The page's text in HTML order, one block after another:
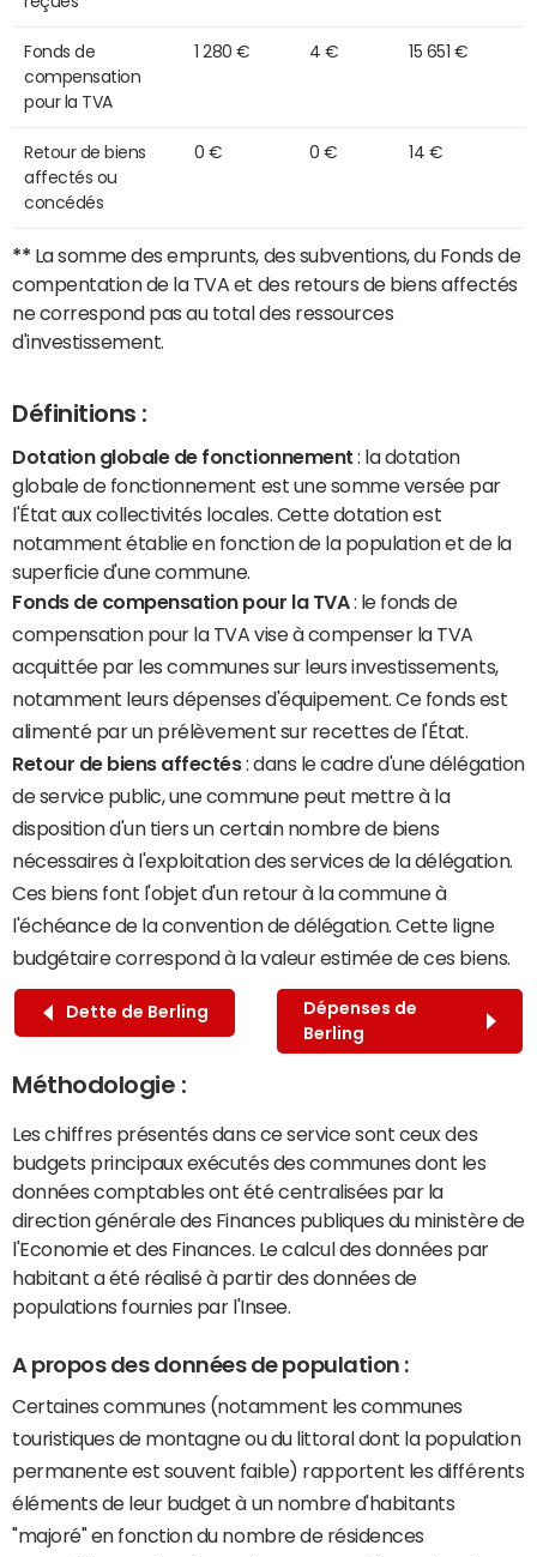
Fonds de
compensation
pour la TVA
1 280 € 4 € 15 651 €
Retour de biens
affectés ou
concédés
0 € 0 € 14 €
** La somme des emprunts, des subventions, du Fonds de
compentation de la TVA et des retours de biens affectés
ne correspond pas au total des ressources
d'investissement.
Définitions :
Dotation globale de fonctionnement : la dotation
globale de fonctionnement est une somme versée par
l'État aux collectivités locales. Cette dotation est
notamment établie en fonction de la population et de la
superficie d'une commune.
Fonds de compensation pour la TVA: le fonds de
compensation pour la TVA vise à compenser la TVA
acquittée par les communes sur leurs investissements,
notamment leurs dépenses d'équipement. Ce fonds est
alimenté par un prélèvement sur recettes de l'État.
Retour de biens affectés: dans le cadre d'une délégation
de service public, une commune peut mettre à la
disposition d'un tiers un certain nombre de biens
nécessaires à l'exploitation des services de la délégation.
Ces biens font l'objet d'un retour à la commune à
l'échéance de la convention de délégation. Cette ligne
budgétaire correspond à la valeur estimée de ces biens.
Dette de Berling
Dépenses de
Berling
Méthodologie :
Les chiffres présentés dans ce service sont ceux des
budgets principaux exécutés des communes dont les
données comptables ont été centralisées par la
direction générale des Finances publiques du ministère de
l'Economie et des Finances. Le calcul des données par
habitant a été réalisé à partir des données de
populations fournies par l'Insee.
A propos des données de population :
Certaines communes (notamment les communes
touristiques de montagne ou du littoral dont la population
permanente est souvent faible) rapportent les différents
éléments de leur budget à un nombre d'habitants
"majoré" en fonction du nombre de résidences